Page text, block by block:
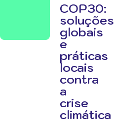
COP30:
soluções
globais
e
práticas
locais
contra
a
crise
climática